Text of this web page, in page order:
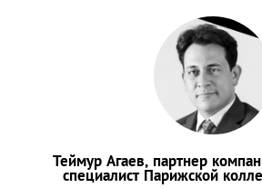
Теймур Агаев, партнер
специалист Парижской